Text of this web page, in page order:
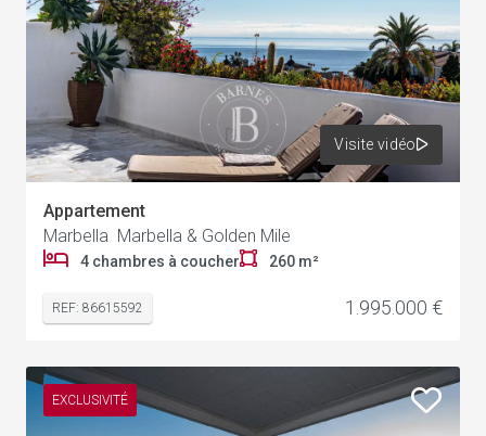
Visite vidéo
Appartement
Marbella Marbella & Golden Mile
4 chambres à coucher 260 m²
REF: 86615592 1.995.000 €
EXCLUSIVITÉ